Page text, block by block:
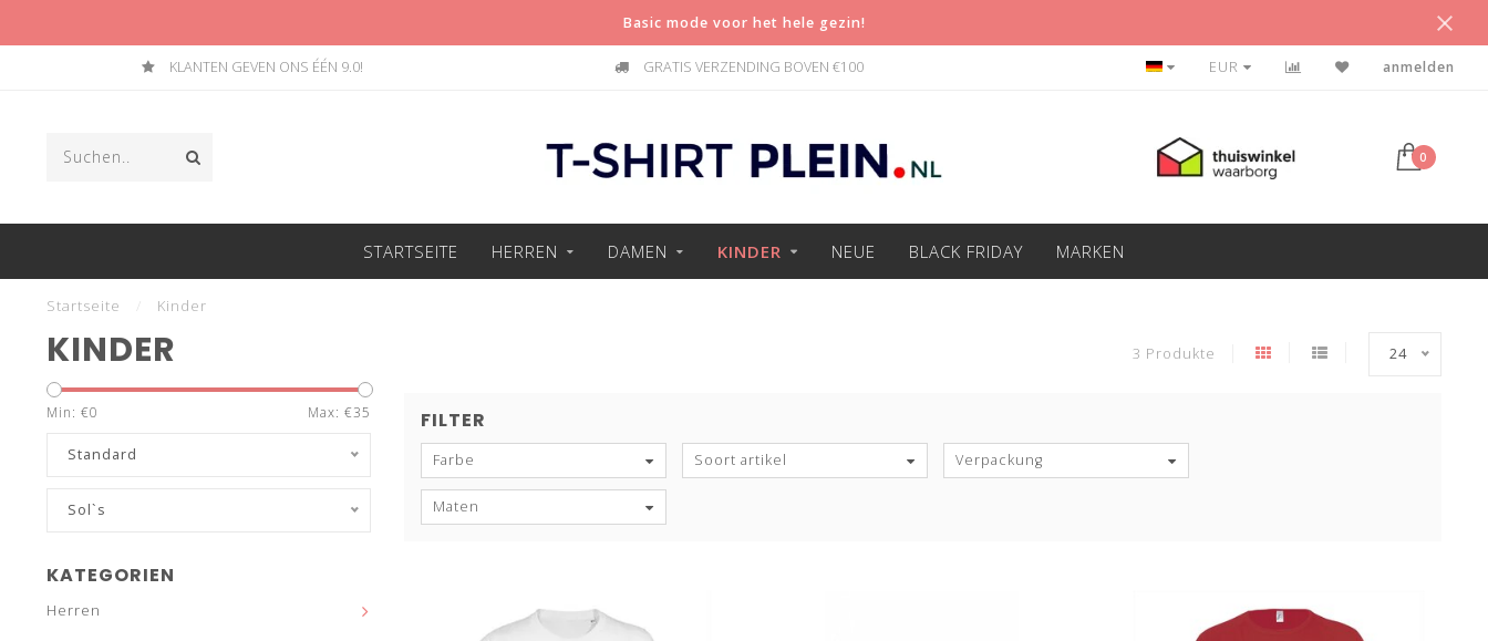
Basic mode voor het hele gezin!
KLANTEN GEVEN ONS ÉÉN 9.0! GRATIS VERZENDING BOVEN €100 BETAAL ACHTERAF
EUR anmelden
0
STARTSEITE HERREN DAMEN KINDER NEUE BLACK FRIDAY MARKEN
Startseite Kinder
KINDER 3 Produkte 24
Min: €0 Max: €35
Standard
Sol`s
KATEGORIEN
Herren
FILTER
Farbe Soort artikel Verpackung
Maten